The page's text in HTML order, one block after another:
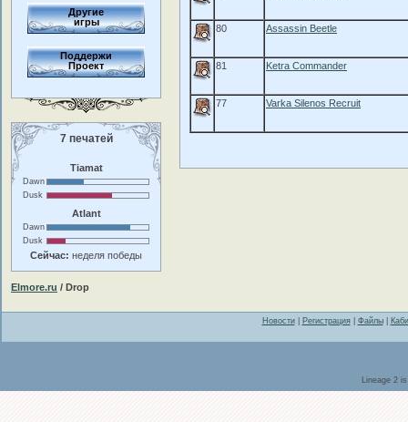
Другие
игры
Поддержи
Проект
7 печатей
Tiamat
Dawn
Dusk
Atlant
Dawn
Dusk
Сейчас: неделя победы
80 Assassin Beetle
81 Ketra Commander
77 Varka Silenos Recruit
Elmore.ru / Drop
Новости| Регистрация| Файлы|
Lineage 2